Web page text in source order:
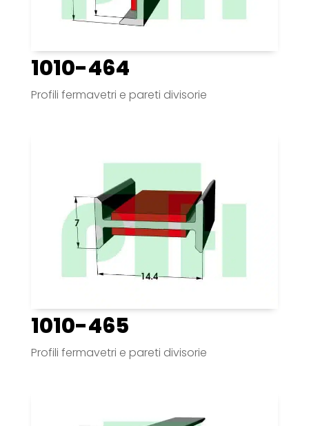
1010-464
Profili fermavetri e pareti divisorie
1010-465
Profili fermavetri e pareti divisorie